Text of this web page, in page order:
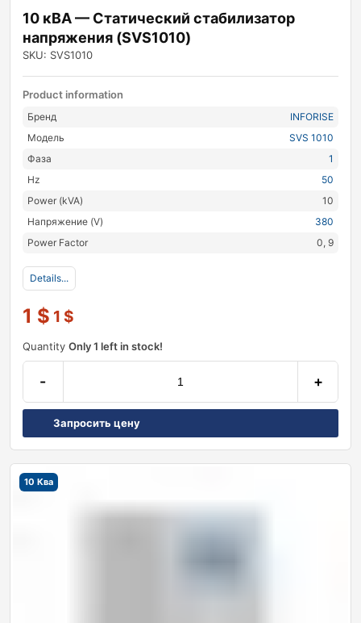
10 кВА — Статический стабилизатор
напряжения (SVS1010)
SKU: SVS1010
Product information
Бренд
INFORISE
Модель
SVS 1010
Фаза
1
Hz
50
Power (kVA)
10
Напряжение (V)
380
Power Factor
0, 9
Details...
1 $ 1 $
Quantity Only 1 left in stock!
- +
Запросить цену
10 Ква